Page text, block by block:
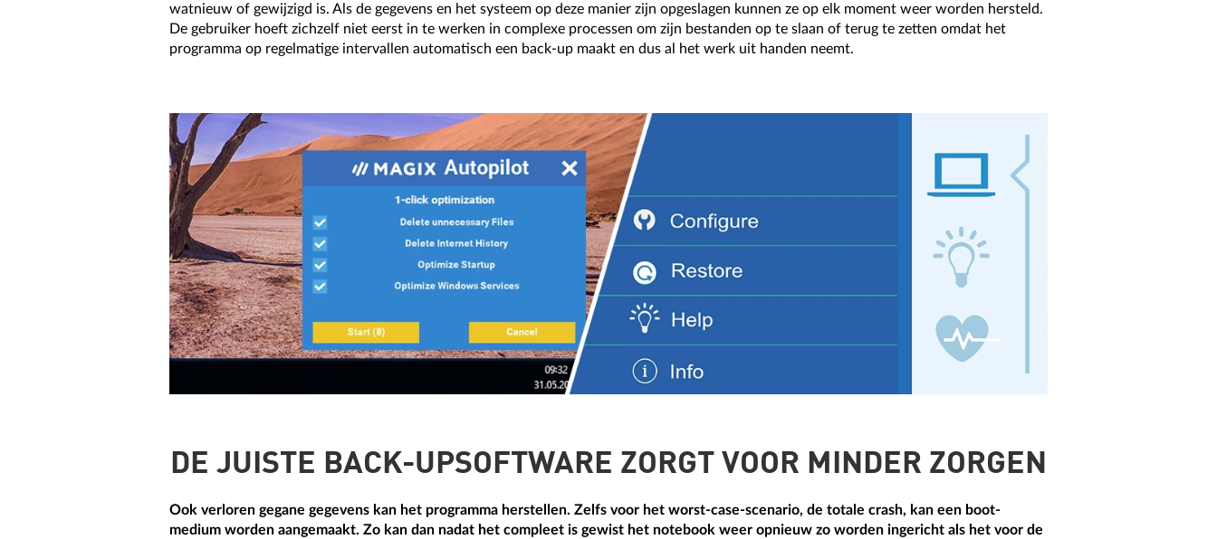
watnieuw of gewijzigd is. Als de gegevens en het systeem op deze manier zijn opgeslagen kunnen ze op elk moment weer worden hersteld.
De gebruiker hoeft zichzelf niet eerst in te werken in complexe processen om zijn bestanden op te slaan of terug te zetten omdat het
programma op regelmatige intervallen automatisch een back-up maakt en dus al het werk uit handen neemt.
DE JUISTE BACK-UPSOFTWARE ZORGT VOOR MINDER ZORGEN
Ook verloren gegane gegevens kan het programma herstellen. Zelfs voor het worst-case-scenario, de totale crash, kan een boot-
medium worden aangemaakt. Zo kan dan nadat het compleet is gewist het notebook weer opnieuw zo worden ingericht als het voor de